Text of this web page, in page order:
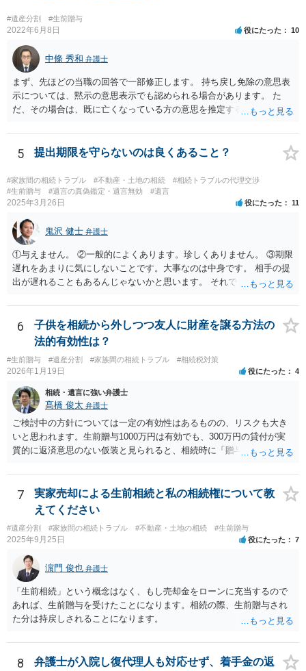
#遺産分割 #生前贈与
2022年6月8日 役にたった 10
中條 秀和 弁護士
まず、先ほどの当職の回答で一部修正します。 持ち戻し免除の意思表
示については、黙示の意思表示でも認められる場合があります。 た
だ、その場合は、既に亡くなっている方の意思を推定することになり
持ち戻し免除の意思表示は書面で明確にしておいていただくべきとい
う結論は変わりません。 誤解を与えるような回答でした。失礼しまし
た。 文言については、「〇〇に対する生前贈与による特別受益の持ち
戻しをすべて免除する」というのがオーソドックスなものですが、ご
心配ならば、弁護士のところに行って、特別受益となりそうな贈与に
ついて説明した上で、適切な文言についてご相談してみてはいかがで
しょうか。
5 提出期限を守らないのは良くあること？
#家族間の相続トラブル #不動産・土地の相続
#相続トラブルの代理交渉
#生前贈与
#遺言の真偽鑑定・遺言無効 #遺言
2025年3月26日 役にたった 11
鬼沢 健士 弁護士
①与えません。 ②一般的によくあります。珍しくありません。 ③期限
遅れをあまりに気にしないことです。大事なのは中身です。 相手の提
出が遅れることもあるんじゃないかと思います。 それでもあなた有利
6
子供を相続から外しつつ友人に財産を譲る方法の
法的有効性は？
#生前贈与 #遺産分割 #家族間の相続トラブル #相続税対策
2026年1月19日 役にたった 4
相続・遺言に強い弁護士
髙橋 俊太 弁護士
ご検討中の方針については一定の有効性はあるものの、リスクも大き
いと思われます。生前贈与1000万円は有効でも、300万円の貸付が実
質的に返済意思のない仮装と見られると、相続時に「贈与」と評価さ
法として考えられるものとしては、 ①信託（家族信託・目的信託） 財
産を信託口に移し、受託者（信頼できる友人や専門職）に管理させ、
・生存中はあなたの生活費・介護費に優先充当 ・残余を友人や慈善団
体へ と使途を厳格に指定。相続ではなく信託帰属になるため、子の関
与を大きく排除できます。 ②遺言＋生命保険の組合せ 生活資金は手元
に残し、余剰資金で受取人を友人・団体にした保険を活用。保険金は
相続財産とは別枠で、遺留分対策にも有効と思われます。 ③負担付死
因贈与 「介護・見守り等を条件に、死亡時に財産を渡す」契約。条件
不履行なら無効にでき、老後の安心を担保できます。 ④ 寄附予約＋解
除条件 慈善団体への寄附を予約しつつ、資金不足時は解除できる条項
を設定。 などがあり得るかと思われます。
7
実家売却による生前相続と私の相続権について教
えてください
#遺産分割 #家族間の相続トラブル #不動産・土地の相続 #生前贈与
2025年9月25日 役にたった 7
濵門 俊也 弁護士
「生前相続」という概念はなく、もし売却金をローンに充当するので
あれば、生前贈与を受けたことになります。相続の際、生前贈与され
た分は持戻しされることになります。
8
弁護士が入院し復代理人も対応せず、着手金の返